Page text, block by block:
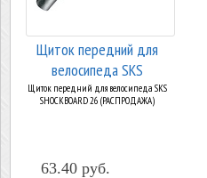
Щиток передний для
велосипеда SKS
SHOCKBOARD 26
Щиток передний для велосипеда SKS
SHOCKBOARD 26 (РАСПРОДАЖА)
63.40 руб.